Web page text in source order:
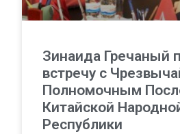
Зинаида Гречаный
встречу с
Полномочным
Китайской
Республики